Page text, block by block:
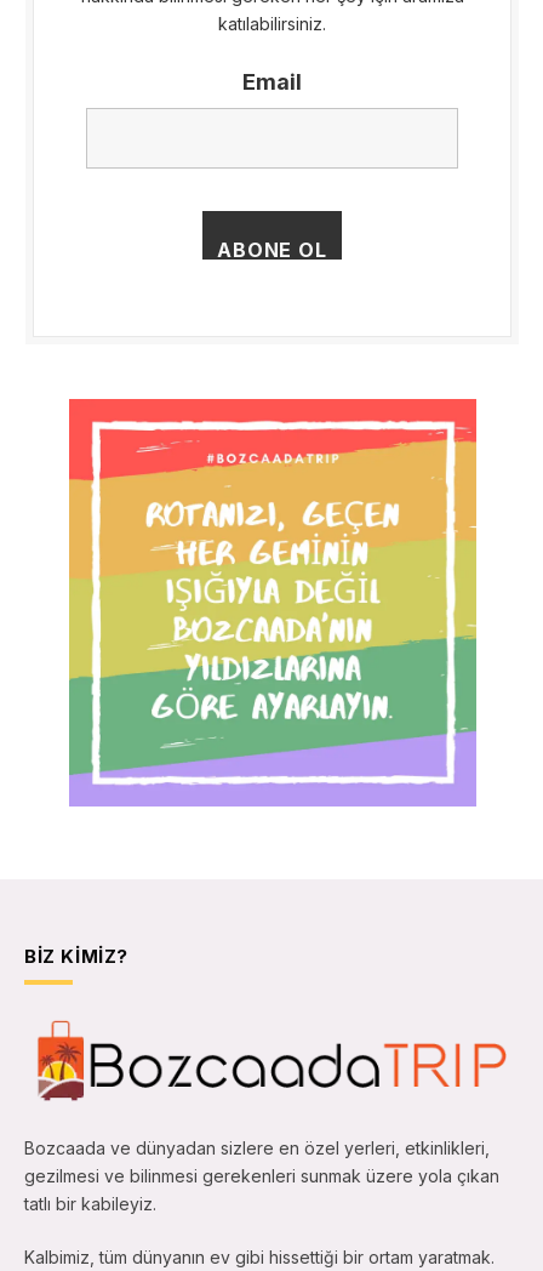
katılabilirsiniz.
Email
BIZ KIMIZ?
Bozcaada ve dünyadan sizlere en özel yerleri, etkinlikleri,
gezilmesi ve bilinmesi gerekenleri sunmak üzere yola çıkan
tatlı bir kabileyiz.
Kalbimiz, tüm dünyanın ev gibi hissettiği bir ortam yaratmak.